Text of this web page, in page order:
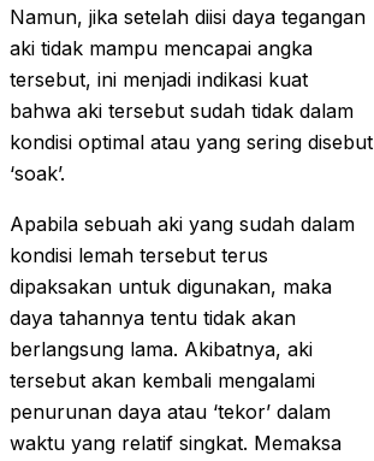
Namun, jika setelah diisi daya tegangan
aki tidak mampu mencapai angka
tersebut, ini menjadi indikasi kuat
bahwa aki tersebut sudah tidak dalam
kondisi optimal atau yang sering disebut
‘soak’.
Apabila sebuah aki yang sudah dalam
kondisi lemah tersebut terus
dipaksakan untuk digunakan, maka
daya tahannya tentu tidak akan
berlangsung lama. Akibatnya, aki
tersebut akan kembali mengalami
penurunan daya atau ‘tekor’ dalam
waktu yang relatif singkat. Memaksa